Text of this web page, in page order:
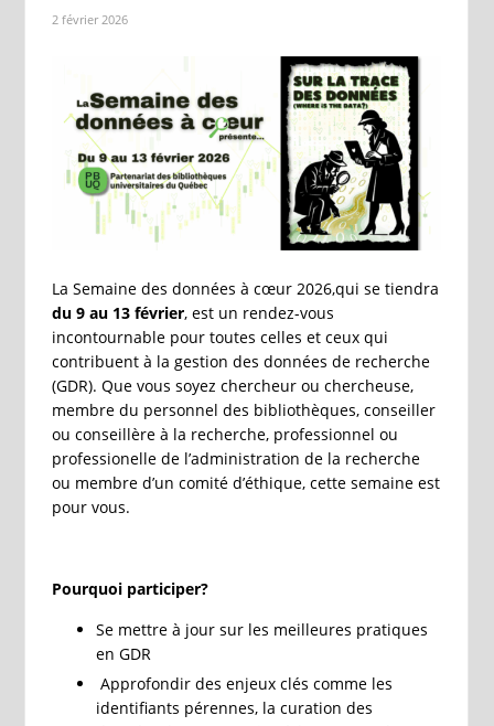
2 février 2026
La Semaine des données à cœur 2026,qui se tiendra
du 9 au 13 février, est un rendez-vous
incontournable pour toutes celles et ceux qui
contribuent à la gestion des données de recherche
(GDR). Que vous soyez chercheur ou chercheuse,
membre du personnel des bibliothèques, conseiller
ou conseillère à la recherche, professionnel ou
professionelle de l’administration de la recherche
ou membre d’un comité d’éthique, cette semaine est
pour vous.
Pourquoi participer?
Se mettre à jour sur les meilleures pratiques
en GDR
Approfondir des enjeux clés comme les
identifiants pérennes, la curation des